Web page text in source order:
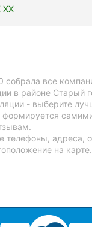
XX
все
в районе Старый
- выберите
формируется
телефоны, адреса,
на карте.